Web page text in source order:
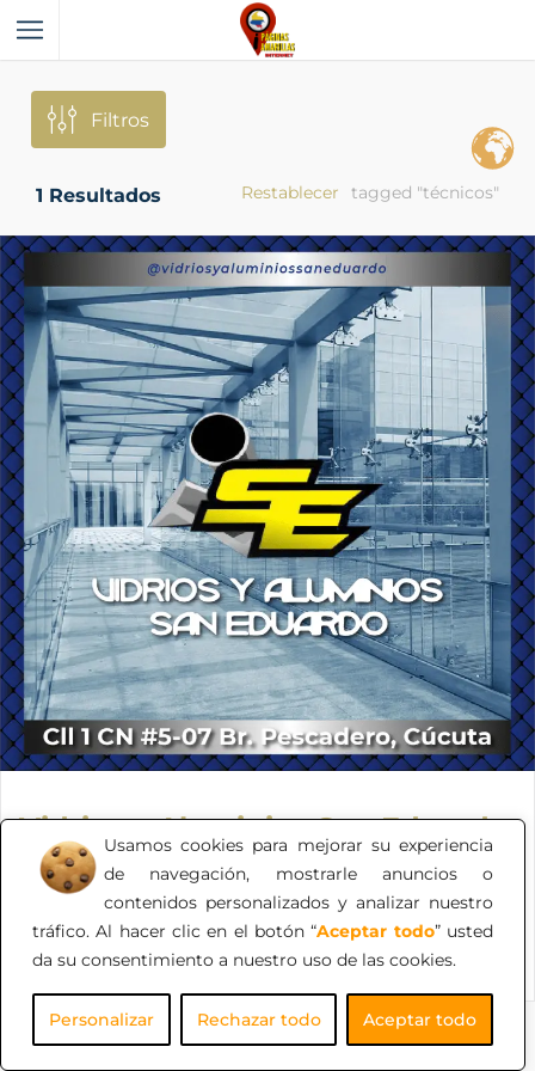
Usamos cookies para mejorar su experiencia
de navegación, mostrarle anuncios o
contenidos personalizados y analizar nuestro
tráfico. Al hacer clic en el botón “Aceptar todo” usted
da su consentimiento a nuestro uso de las cookies.
Personalizar Rechazar todo Aceptar todo
Filtros
1 Resultados tagged "técnicos"
Restablecer
Vidrios y Aluminios San Eduardo
Brindando soluciones industriales, comerciales,
residenciales y construcción.